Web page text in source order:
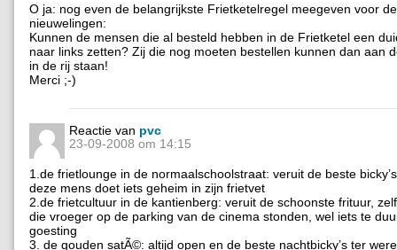
O ja: nog even de belangrijkste Frietketelregel meegeven voor de
nieuwelingen:
Kunnen de mensen die al besteld hebben in de Frietketel een
naar links zetten? Zij die nog moeten bestellen kunnen dan aan
in de rij staan!
Merci ;-)
Reactie van pvc
23-09-2008 om 14:15
1.de frietlounge in de normaalschoolstraat: veruit de beste
deze mens doet iets geheim in zijn frietvet
2.de frietcultuur in de kantienberg: veruit de schoonste frituur,
die vroeger op de parking van de cinema stonden, wel iets te
goesting
3. de gouden satÃ©: altijd open en de beste nachtbicky’s ter